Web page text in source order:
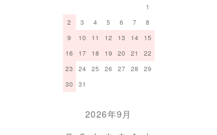
1
2
3 4 5 6 7
8
9
10 11 12 13 14
15
16
17 18 19 20 21
22
23
24 25 26 27 28
29
30
31
2026年9月